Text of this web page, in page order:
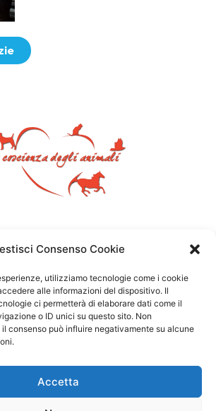
Consenso Cookie
utilizziamo tecnologie come i cookie
alle informazioni del dispositivo. Il
ci permetterà di elaborare dati come il
o ID unici su questo sito. Non
consenso può influire negativamente su alcune
Accetta